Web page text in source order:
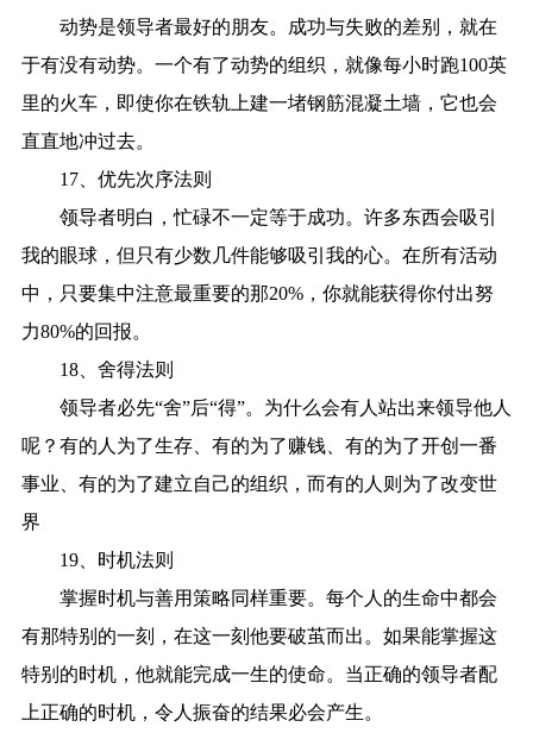
动势是领导者最好的朋友。成功与失败的差别，就在
于有没有动势。一个有了动势的组织，就像每小时跑100英
里的火车，即使你在铁轨上建一堵钢筋混凝土墙，它也会
直直地冲过去。
17、优先次序法则
领导者明白，忙碌不一定等于成功。许多东西会吸引
我的眼球，但只有少数几件能够吸引我的心。在所有活动
中，只要集中注意最重要的那20%，你就能获得你付出努
力80%的回报。
18、舍得法则
领导者必先“舍”后“得”。为什么会有人站出来领导他人
呢？有的人为了生存、有的为了赚钱、有的为了开创一番
事业、有的为了建立自己的组织，而有的人则为了改变世
界
19、时机法则
掌握时机与善用策略同样重要。每个人的生命中都会
有那特别的一刻，在这一刻他要破茧而出。如果能掌握这
特别的时机，他就能完成一生的使命。当正确的领导者配
上正确的时机，令人振奋的结果必会产生。